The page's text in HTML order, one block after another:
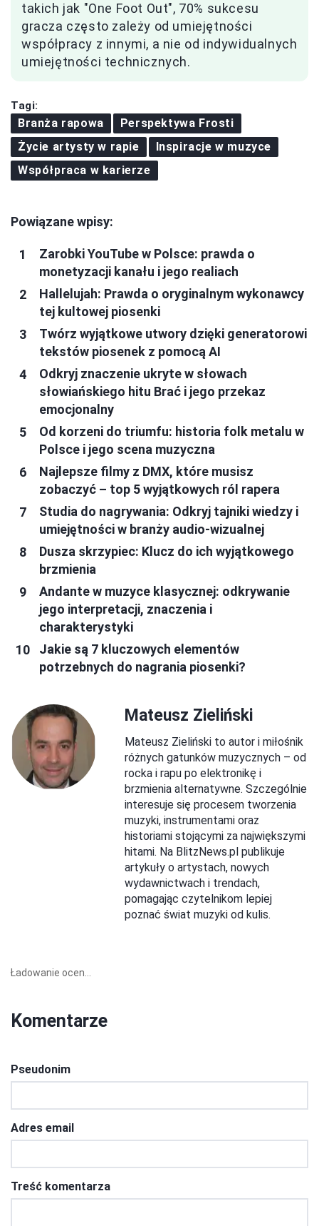
takich jak "One Foot Out", 70% sukcesu
gracza często zależy od umiejętności
współpracy z innymi, a nie od indywidualnych
umiejętności technicznych.
Tagi:
Branża rapowa
Perspektywa Frosti
Życie artysty w rapie
Inspiracje w muzyce
Współpraca w karierze
Powiązane wpisy:
Zarobki YouTube w Polsce: prawda o
monetyzacji kanału i jego realiach
Hallelujah: Prawda o oryginalnym wykonawcy
tej kultowej piosenki
Twórz wyjątkowe utwory dzięki generatorowi
tekstów piosenek z pomocą AI
Odkryj znaczenie ukryte w słowach
słowiańskiego hitu Brać i jego przekaz
emocjonalny
Od korzeni do triumfu: historia folk metalu w
Polsce i jego scena muzyczna
Najlepsze filmy z DMX, które musisz
zobaczyć – top 5 wyjątkowych ról rapera
Studia do nagrywania: Odkryj tajniki wiedzy i
umiejętności w branży audio-wizualnej
Dusza skrzypiec: Klucz do ich wyjątkowego
brzmienia
Andante w muzyce klasycznej: odkrywanie
jego interpretacji, znaczenia i
charakterystyki
Jakie są 7 kluczowych elementów
potrzebnych do nagrania piosenki?
Mateusz Zieliński
Mateusz Zieliński to autor i miłośnik
różnych gatunków muzycznych – od
rocka i rapu po elektronikę i
brzmienia alternatywne. Szczególnie
interesuje się procesem tworzenia
muzyki, instrumentami oraz
historiami stojącymi za największymi
hitami. Na BlitzNews.pl publikuje
artykuły o artystach, nowych
wydawnictwach i trendach,
pomagając czytelnikom lepiej
poznać świat muzyki od kulis.
Ładowanie ocen...
Komentarze
Pseudonim
Adres email
Treść komentarza